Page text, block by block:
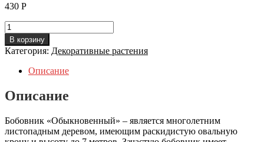
430 Р
Количество
Бобовник
«Обыкновенный»
В корзину
Категория: Декоративные растения
Описание
Описание
Бобовник «Обыкновенный» – является многолетним
листопадным деревом, имеющим раскидистую овальную